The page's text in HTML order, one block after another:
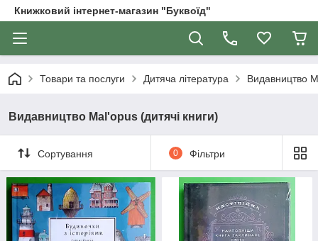
Книжковий інтернет-магазин "Буквоїд"
Товари та послуги Дитяча література Видавництво
Видавництво Mal'opus (дитячі книги)
Сортування 0 Фільтри